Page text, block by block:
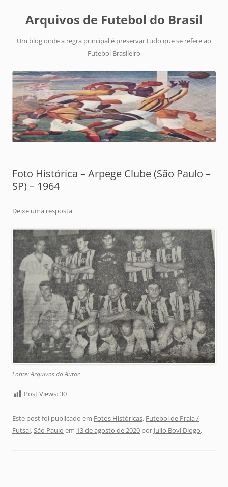
Arquivos de Futebol do Brasil
Um blog onde a regra principal é preservar tudo que se refere ao
Futebol Brasileiro
Foto Histórica – Arpege Clube (São Paulo –
SP) – 1964
Deixe uma resposta
Fonte: Arquivos do Autor
Post Views:30
Este post foi publicado em Fotos Históricas, Futebol de Praia /
Futsal,São Paulo em 13 de agosto de 2020 por Julio Bovi Diogo.